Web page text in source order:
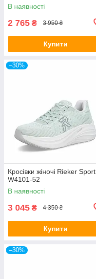
В наявності
2 765 ₴ 3 950 ₴
Купити
–30%
Кросівки жіночі Rieker Sport
W4101-52
В наявності
3 045 ₴ 4 350 ₴
Купити
–30%